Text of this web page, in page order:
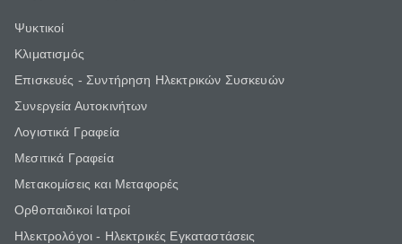
Ψυκτικοί
Κλιματισμός
Επισκευές - Συντήρηση Ηλεκτρικών Συσκευών
Συνεργεία Αυτοκινήτων
Λογιστικά Γραφεία
Μεσιτικά Γραφεία
Μετακομίσεις και Μεταφορές
Ορθοπαιδικοί Ιατροί
Ηλεκτρολόγοι - Ηλεκτρικές Εγκαταστάσεις